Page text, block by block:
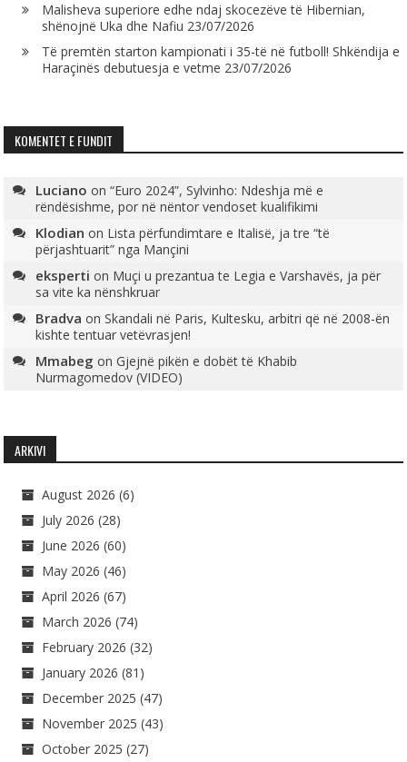
Malisheva superiore edhe ndaj skocezëve të Hibernian,
shënojnë Uka dhe Nafiu 23/07/2026
Të premtën starton kampionati i 35-të në futboll! Shkëndija e
Haraçinës debutuesja e vetme 23/07/2026
KOMENTET E FUNDIT
Luciano on“Euro 2024”, Sylvinho: Ndeshja më e
rëndësishme, por në nëntor vendoset kualifikimi
Klodian on Lista përfundimtare e Italisë, ja tre “të
përjashtuarit” nga Mançini
eksperti on Muçi u prezantua te Legia e Varshavës, ja për
sa vite ka nënshkruar
Bradva onSkandali në Paris, Kultesku, arbitri që në 2008-ën
kishte tentuar vetëvrasjen!
Mmabeg onGjejnë pikën e dobët të Khabib
Nurmagomedov (VIDEO)
ARKIVI
August 2026 (6)
July 2026 (28)
June 2026 (60)
May 2026 (46)
April 2026 (67)
March 2026 (74)
February 2026 (32)
January 2026 (81)
December 2025 (47)
November 2025 (43)
October 2025 (27)